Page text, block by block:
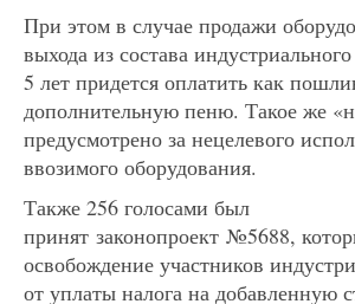
При этом в случае продажи
выхода из состава
5 лет придется оплатить как
дополнительную пеню. Такое же
предусмотрено за нецелевого
ввозимого оборудования.
Также 256 голосами был
принят законопроект №5688,
освобождение участников
от уплаты налога на добавленную